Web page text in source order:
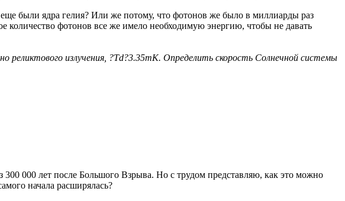
были ядра гелия? Или же потому, что фотонов же было в миллиарды раз
количество фотонов все же имело необходимую энергию, чтобы не давать
реликтового излучения, ?Td?3.35mK. Определить скорость Солнечной системы
000 лет после Большого Взрыва. Но с трудом представляю, как это можно
начала расширялась?